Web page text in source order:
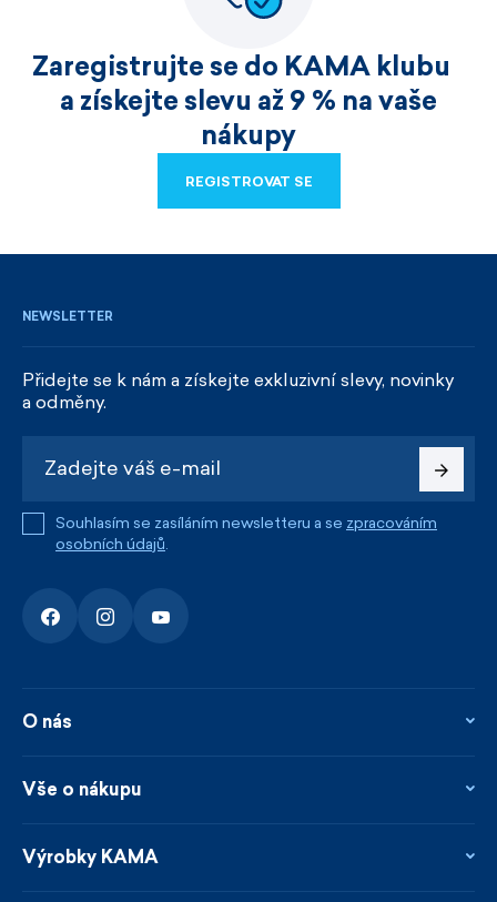
Zaregistrujte se do KAMA klubu
a získejte slevu až 9 % na vaše
nákupy
REGISTROVAT SE
NEWSLETTER
Přidejte se k nám a získejte exkluzivní slevy, novinky
a odměny.
Souhlasím se zasíláním newsletteru a se zpracováním
osobních údajů.
O nás
Kontakty
Novinky
Vše o nákupu
Věrnostní program
Výrobky KAMA